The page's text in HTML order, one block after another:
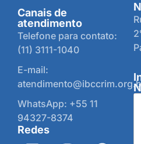
Canais de
atendimento
Telefone para contato:
(11) 3111-1040
E-mail:
WhatsApp: +55 11
94327-8374
Redes